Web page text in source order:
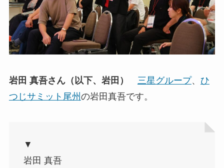
岩田 真吾さん（以下、岩田） 三星グループ、 ひ
つじサミット尾州 の岩田真吾です。
▼
岩田 真吾